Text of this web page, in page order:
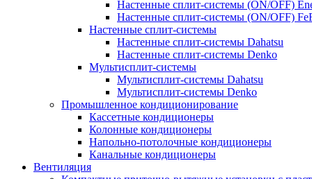
Настенные сплит-системы (ON/OFF)
Настенные сплит-системы (ON/OFF)
Настенные сплит-системы
Настенные сплит-системы Dahatsu
Настенные сплит-системы Denko
Мультисплит-системы
Мультисплит-системы Dahatsu
Мультисплит-системы Denko
Промышленное кондиционирование
Кассетные кондиционеры
Колонные кондиционеры
Напольно-потолочные кондиционеры
Канальные кондиционеры
Вентиляция